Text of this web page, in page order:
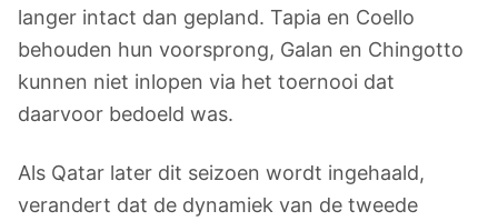
langer intact dan gepland. Tapia en Coello
behouden hun voorsprong, Galan en Chingotto
kunnen niet inlopen via het toernooi dat
daarvoor bedoeld was.
Als Qatar later dit seizoen wordt ingehaald,
verandert dat de dynamiek van de tweede